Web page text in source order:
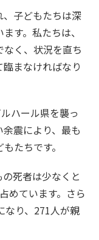
子どもたちは深
す。私たちは、
く、状況を直ち
まなければなり
ハール県を襲っ
震により、最も
たちです。
死者は少なくと
めています。さら
なり、271人が親